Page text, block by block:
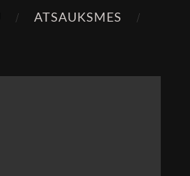
ATSAUKSMES